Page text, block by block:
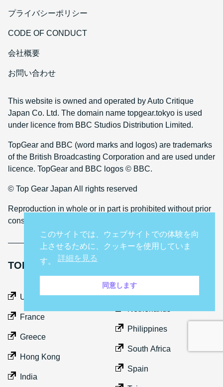
プライバシーポリシー
CODE OF CONDUCT
会社概要
お問い合わせ
This website is owned and operated by Auto Critique
Japan Co. Ltd. The domain name topgear.tokyo is used
under licence from BBC Studios Distribution Limited.
TopGear and BBC (word marks and logos) are trademarks
of the British Broadcasting Corporation and are used under
licence. TopGear and BBC logos © BBC.
© Top Gear Japan All rights reserved
Reproduction in whole or in part is prohibited without prior
consent
TOP GEAR INTERNATIONAL SITES
UK
France
Greece
Hong Kong
India
Middle East
Philippines
South Africa
Spain
このサイトでは、ウェブサイトでの体験を向
上させるために、クッキーを使用していま
す。 詳細を見る
同意します